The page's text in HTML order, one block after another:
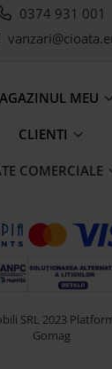
0374 931 001
MEU
CLIENTI
COMERCIALE
SRL 2023
Gomag